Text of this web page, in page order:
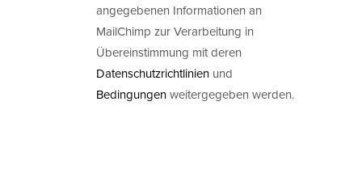
angegebenen Informationen an
MailChimp zur Verarbeitung in
Übereinstimmung mit deren
Datenschutzrichtlinien und
Bedingungenweitergegeben werden.